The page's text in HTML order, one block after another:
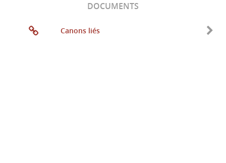
DOCUMENTS
Canons liés